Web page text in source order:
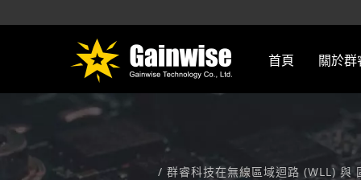
首頁 關於
/ 群睿科技在無線區域迴路 (WLL) 與